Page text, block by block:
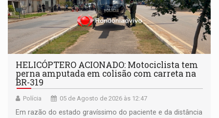
HELICÓPTERO ACIONADO: Motociclista tem
perna amputada em colisão com carreta na
BR-319
Polícia 05 de Agosto de 2026 às 12:47
Em razão do estado gravíssimo do paciente e da distância